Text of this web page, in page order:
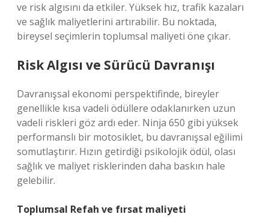
ve risk algısını da etkiler. Yüksek hız, trafik kazaları
ve sağlık maliyetlerini artırabilir. Bu noktada,
bireysel seçimlerin toplumsal maliyeti öne çıkar.
Risk Algısı ve Sürücü Davranışı
Davranışsal ekonomi perspektifinde, bireyler
genellikle kısa vadeli ödüllere odaklanırken uzun
vadeli riskleri göz ardı eder. Ninja 650 gibi yüksek
performanslı bir motosiklet, bu davranışsal eğilimi
somutlaştırır. Hızın getirdiği psikolojik ödül, olası
sağlık ve maliyet risklerinden daha baskın hale
gelebilir.
Toplumsal Refah ve fırsat maliyeti